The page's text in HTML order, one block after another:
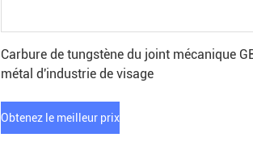
Carbure de tungstène du joint mécanique
métal d'industrie de visage
Obtenez le meilleur prix